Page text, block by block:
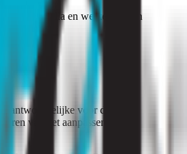
legionella en welke stappen
voor de
van het aanpassen van de